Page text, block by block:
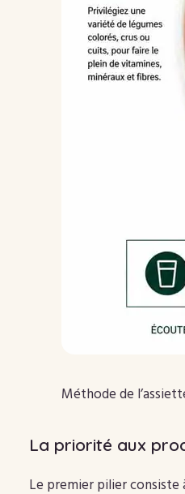
Méthode de
La priorité aux
Le premier pilier consiste